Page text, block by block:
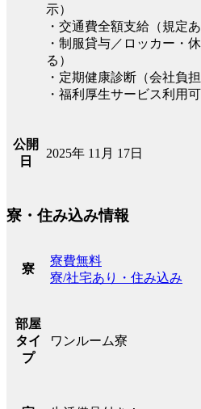
示）
・交通費全額支給（規定あ
・制服貸与／ロッカー・
る）
・定期健康診断（会社負担
・福利厚生サービス利用可
公開
日
2025年 11月 17日
寮・住み込み情報
寮
寮費無料
寮/社宅あり・住み込み
部屋
タイ
プ
ワンルーム寮